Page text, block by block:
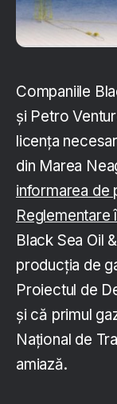
Companiile
și Petro
licența
din Marea
informarea de
Reglementare
Black Sea Oil
producția de
Proiectul de
și că primul
Național de
amiază.